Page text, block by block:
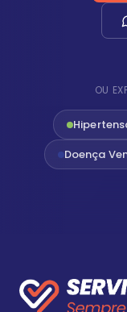
OU
Doença